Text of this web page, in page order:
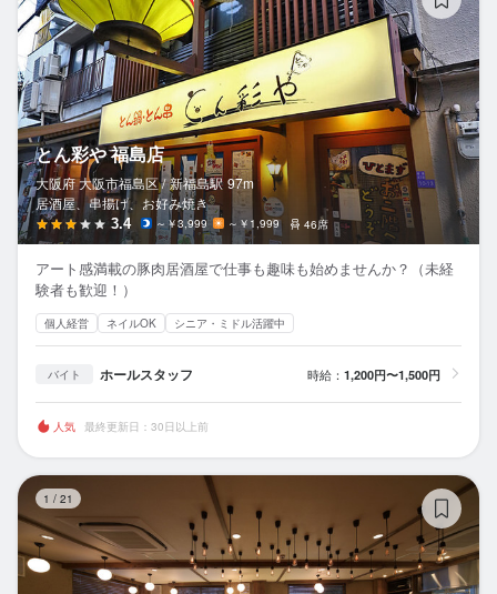
とん彩や 福島店
大阪府 大阪市福島区 / 新福島駅 97m
居酒屋、串揚げ、お好み焼き
3.4 ～￥3,999 ～￥1,999 46席
アート感満載の豚肉居酒屋で仕事も趣味も始めませんか？（未経
験者も歓迎！）
個人経営 ネイルOK シニア・ミドル活躍中
バイト ホールスタッフ 時給： 1,200円〜1,500円
人気 最終更新日：30日以上前
1 / 21